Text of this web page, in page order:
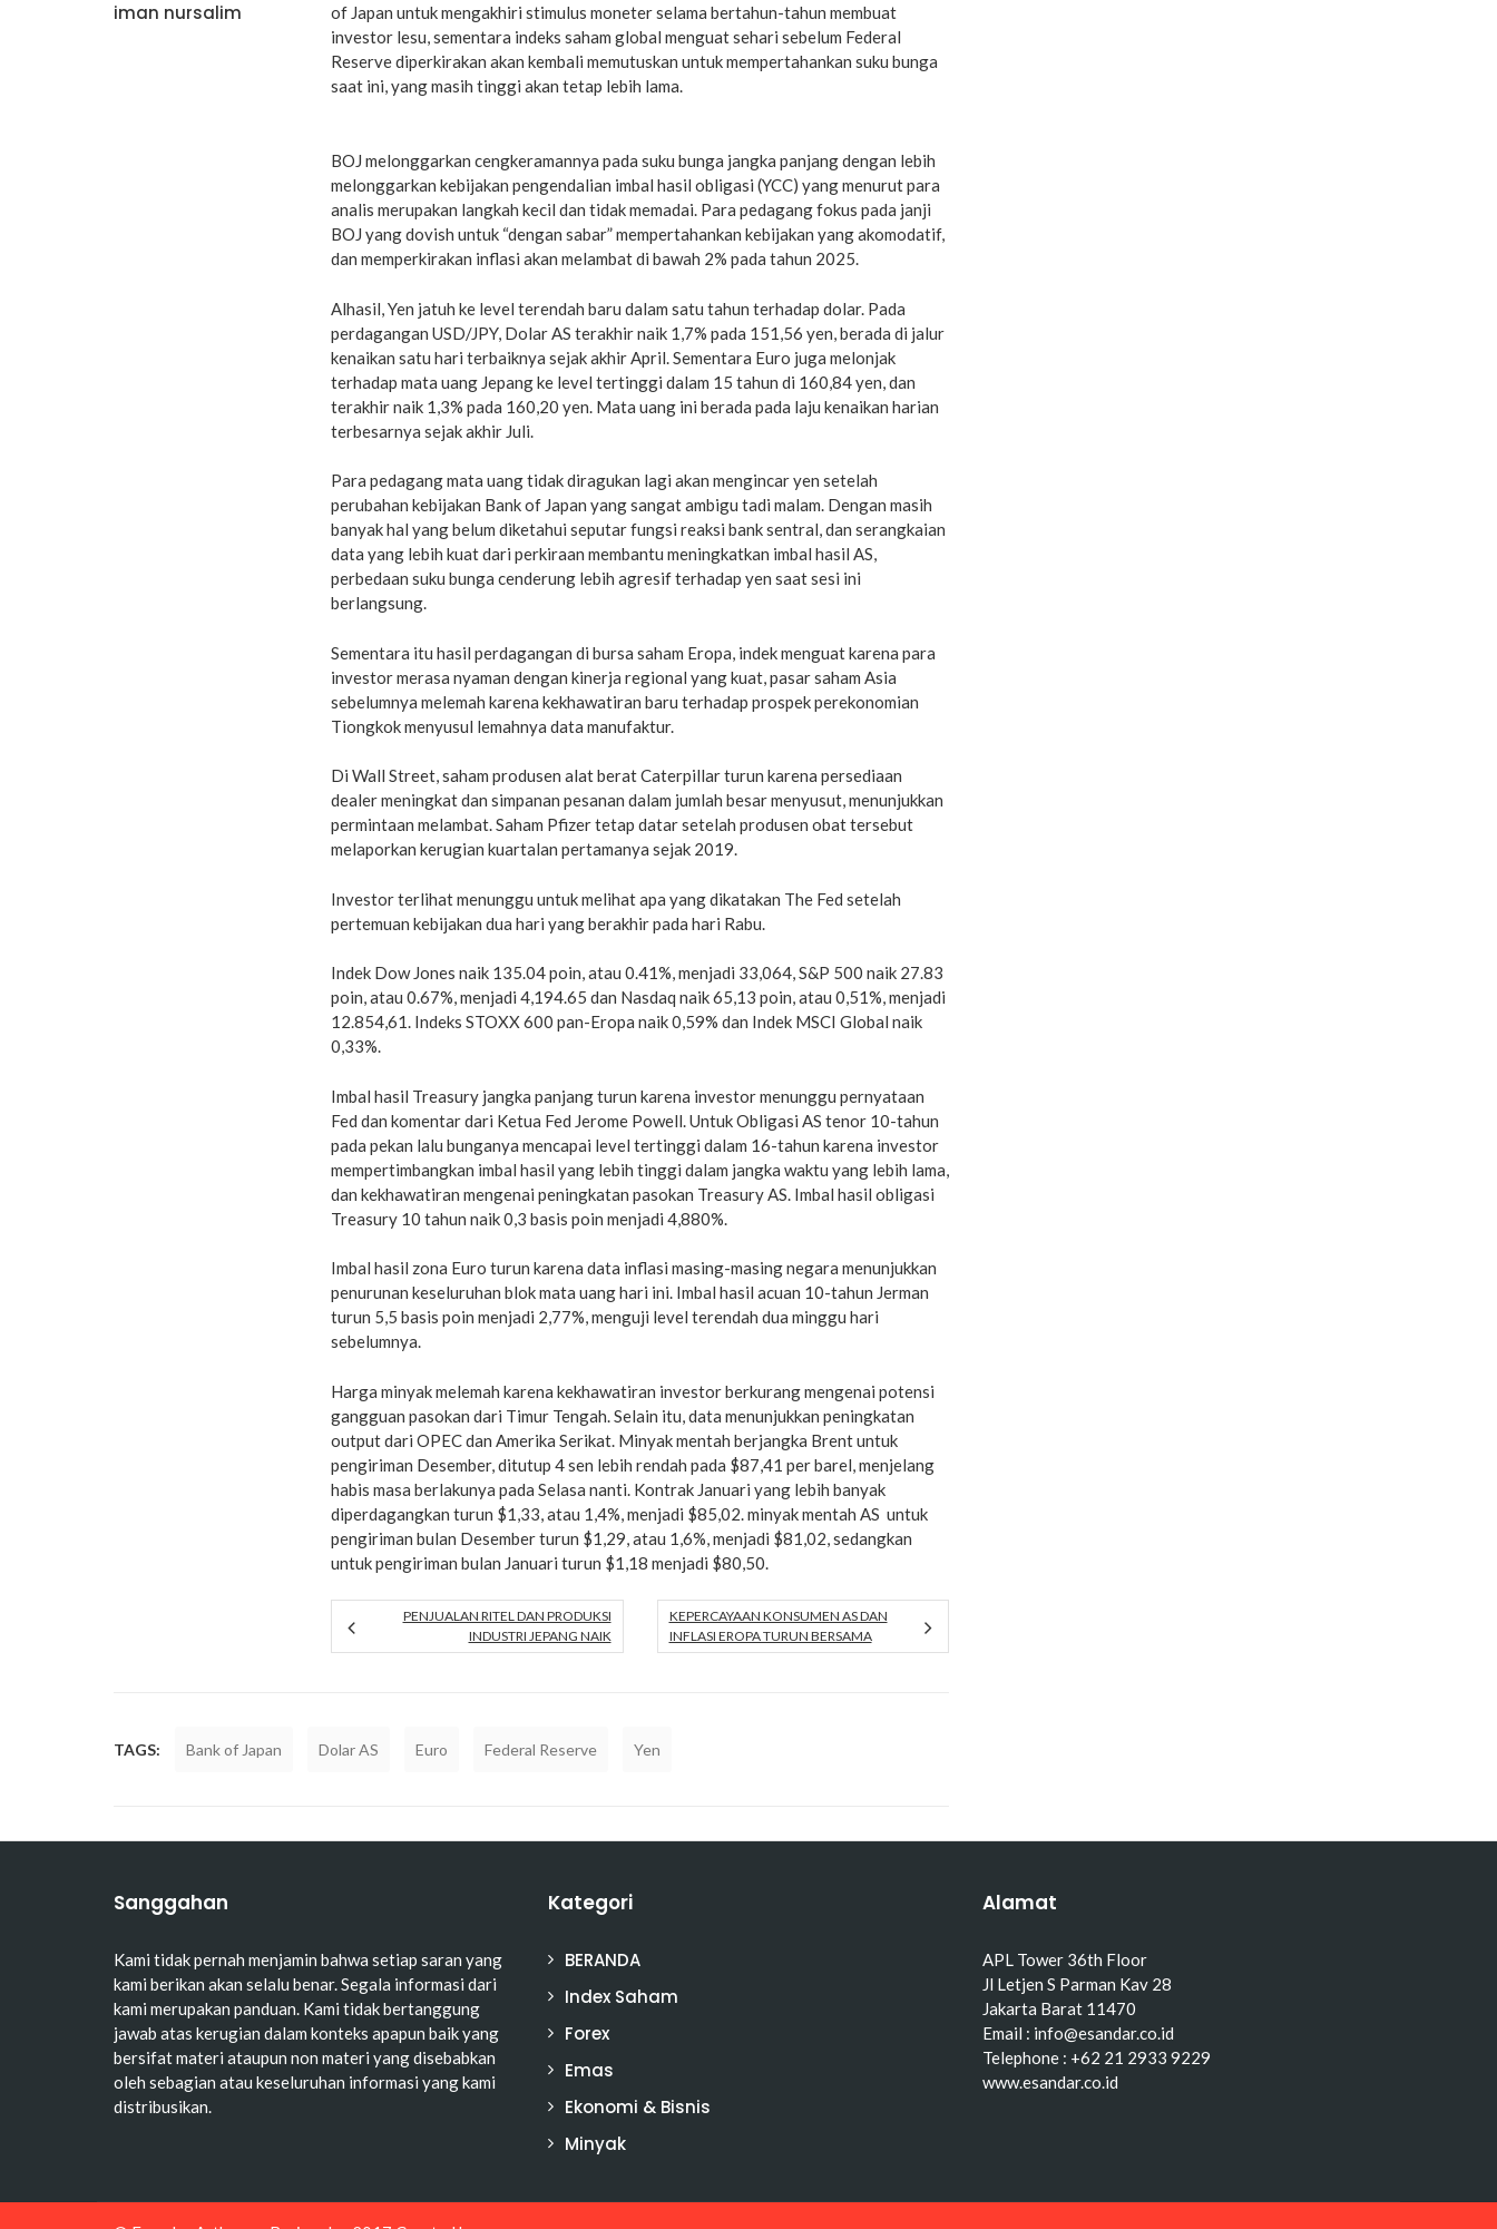
iman nursalim
of Japan untuk mengakhiri stimulus moneter selama bertahun-tahun membuat
investor lesu, sementara indeks saham global menguat sehari sebelum Federal
Reserve diperkirakan akan kembali memutuskan untuk mempertahankan suku bunga
saat ini, yang masih tinggi akan tetap lebih lama.
BOJ melonggarkan cengkeramannya pada suku bunga jangka panjang dengan lebih
melonggarkan kebijakan pengendalian imbal hasil obligasi (YCC) yang menurut para
analis merupakan langkah kecil dan tidak memadai. Para pedagang fokus pada janji
BOJ yang dovish untuk “dengan sabar” mempertahankan kebijakan yang akomodatif,
dan memperkirakan inflasi akan melambat di bawah 2% pada tahun 2025.
Alhasil, Yen jatuh ke level terendah baru dalam satu tahun terhadap dolar. Pada
perdagangan USD/JPY, Dolar AS terakhir naik 1,7% pada 151,56 yen, berada di jalur
kenaikan satu hari terbaiknya sejak akhir April. Sementara Euro juga melonjak
terhadap mata uang Jepang ke level tertinggi dalam 15 tahun di 160,84 yen, dan
terakhir naik 1,3% pada 160,20 yen. Mata uang ini berada pada laju kenaikan harian
terbesarnya sejak akhir Juli.
Para pedagang mata uang tidak diragukan lagi akan mengincar yen setelah
perubahan kebijakan Bank of Japan yang sangat ambigu tadi malam. Dengan masih
banyak hal yang belum diketahui seputar fungsi reaksi bank sentral, dan serangkaian
data yang lebih kuat dari perkiraan membantu meningkatkan imbal hasil AS,
perbedaan suku bunga cenderung lebih agresif terhadap yen saat sesi ini
berlangsung.
Sementara itu hasil perdagangan di bursa saham Eropa, indek menguat karena para
investor merasa nyaman dengan kinerja regional yang kuat, pasar saham Asia
sebelumnya melemah karena kekhawatiran baru terhadap prospek perekonomian
Tiongkok menyusul lemahnya data manufaktur.
Di Wall Street, saham produsen alat berat Caterpillar turun karena persediaan
dealer meningkat dan simpanan pesanan dalam jumlah besar menyusut, menunjukkan
permintaan melambat. Saham Pfizer tetap datar setelah produsen obat tersebut
melaporkan kerugian kuartalan pertamanya sejak 2019.
Investor terlihat menunggu untuk melihat apa yang dikatakan The Fed setelah
pertemuan kebijakan dua hari yang berakhir pada hari Rabu.
Indek Dow Jones naik 135.04 poin, atau 0.41%, menjadi 33,064, S&P 500 naik 27.83
poin, atau 0.67%, menjadi 4,194.65 dan Nasdaq naik 65,13 poin, atau 0,51%, menjadi
12.854,61. Indeks STOXX 600 pan-Eropa naik 0,59% dan Indek MSCI Global naik
0,33%.
Imbal hasil Treasury jangka panjang turun karena investor menunggu pernyataan
Fed dan komentar dari Ketua Fed Jerome Powell. Untuk Obligasi AS tenor 10-tahun
pada pekan lalu bunganya mencapai level tertinggi dalam 16-tahun karena investor
mempertimbangkan imbal hasil yang lebih tinggi dalam jangka waktu yang lebih lama,
dan kekhawatiran mengenai peningkatan pasokan Treasury AS. Imbal hasil obligasi
Treasury 10 tahun naik 0,3 basis poin menjadi 4,880%.
Imbal hasil zona Euro turun karena data inflasi masing-masing negara menunjukkan
penurunan keseluruhan blok mata uang hari ini. Imbal hasil acuan 10-tahun Jerman
turun 5,5 basis poin menjadi 2,77%, menguji level terendah dua minggu hari
sebelumnya.
Harga minyak melemah karena kekhawatiran investor berkurang mengenai potensi
gangguan pasokan dari Timur Tengah. Selain itu, data menunjukkan peningkatan
output dari OPEC dan Amerika Serikat. Minyak mentah berjangka Brent untuk
pengiriman Desember, ditutup 4 sen lebih rendah pada $87,41 per barel, menjelang
habis masa berlakunya pada Selasa nanti. Kontrak Januari yang lebih banyak
diperdagangkan turun $1,33, atau 1,4%, menjadi $85,02. minyak mentah AS untuk
pengiriman bulan Desember turun $1,29, atau 1,6%, menjadi $81,02, sedangkan
untuk pengiriman bulan Januari turun $1,18 menjadi $80,50.
PENJUALAN RITEL DAN PRODUKSI
INDUSTRI JEPANG NAIK
KEPERCAYAAN KONSUMEN AS DAN
INFLASI EROPA TURUN BERSAMA
TAGS: Bank of Japan Dolar AS Euro Federal Reserve Yen
Sanggahan
Kami tidak pernah menjamin bahwa setiap saran yang
kami berikan akan selalu benar. Segala informasi dari
kami merupakan panduan. Kami tidak bertanggung
jawab atas kerugian dalam konteks apapun baik yang
bersifat materi ataupun non materi yang disebabkan
oleh sebagian atau keseluruhan informasi yang kami
distribusikan.
Kategori
BERANDA
Index Saham
Forex
Emas
Ekonomi & Bisnis
Minyak
Alamat
APL Tower 36th Floor
Jl Letjen S Parman Kav 28
Jakarta Barat 11470
Email : info@esandar.co.id
Telephone : +62 21 2933 9229
www.esandar.co.id